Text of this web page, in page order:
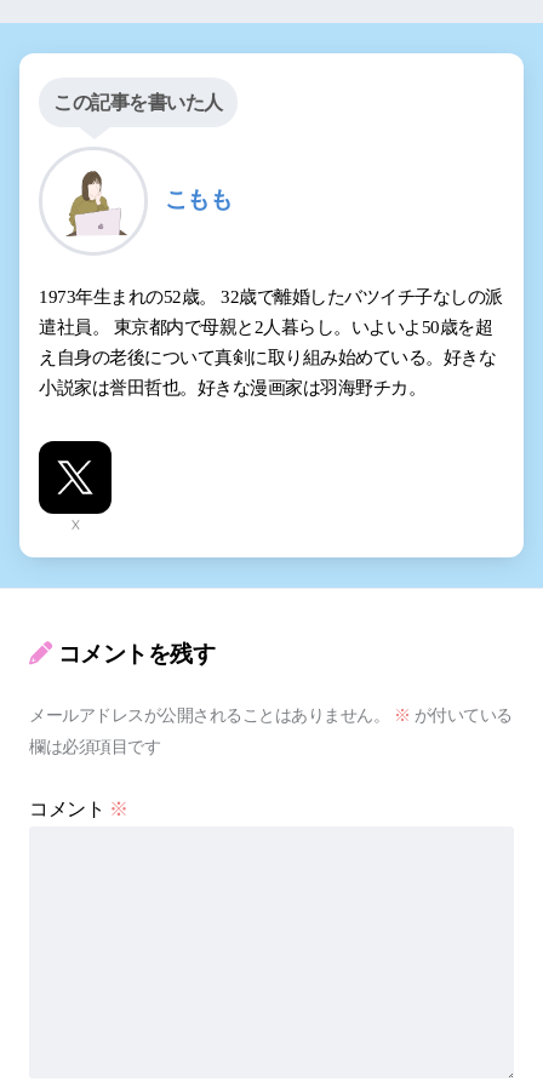
この記事を書いた人
こもも
1973年生まれの52歳。 32歳で離婚したバツイチ子なしの派
遣社員。 東京都内で母親と2人暮らし。いよいよ50歳を超
え自身の老後について真剣に取り組み始めている。好きな
小説家は誉田哲也。好きな漫画家は羽海野チカ。
X
コメントを残す
メールアドレスが公開されることはありません。 ※ が付いている
欄は必須項目です
コメント ※